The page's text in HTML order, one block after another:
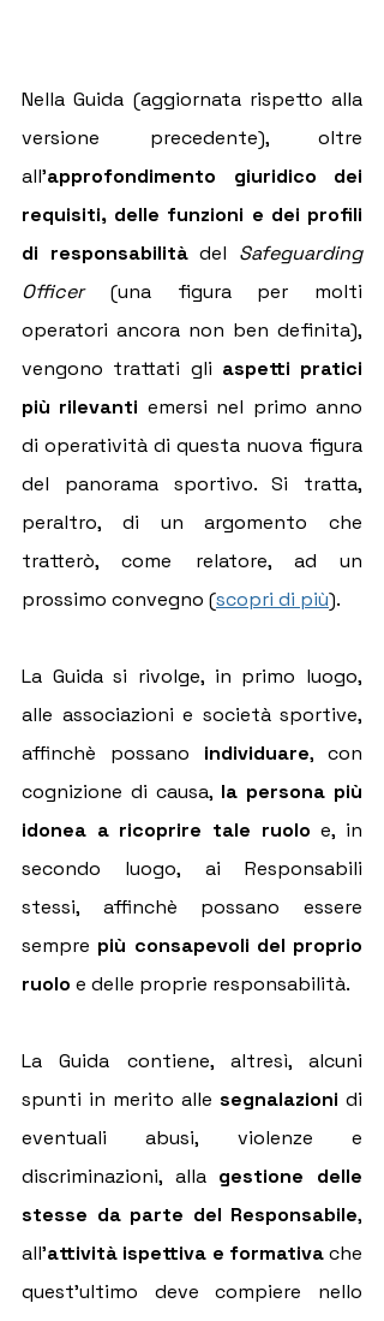
Nella Guida (aggiornata rispetto alla
versione precedente), oltre
all’approfondimento giuridico dei
requisiti, delle funzioni e dei profili
di responsabilità del Safeguarding
Officer (una figura per molti
operatori ancora non ben definita),
vengono trattati gli aspetti pratici
più rilevanti emersi nel primo anno
di operatività di questa nuova figura
del panorama sportivo. Si tratta,
peraltro, di un argomento che
tratterò, come relatore, ad un
prossimo convegno (scopri di più).
La Guida si rivolge, in primo luogo,
alle associazioni e società sportive,
affinchè possano individuare, con
cognizione di causa, la persona più
idonea a ricoprire tale ruolo e, in
secondo luogo, ai Responsabili
stessi, affinchè possano essere
sempre più consapevoli del proprio
ruolo e delle proprie responsabilità.
La Guida contiene, altresì, alcuni
spunti in merito alle segnalazioni di
eventuali abusi, violenze e
discriminazioni, alla gestione delle
stesse da parte del Responsabile,
all’attività ispettiva e formativa che
quest’ultimo deve compiere nello